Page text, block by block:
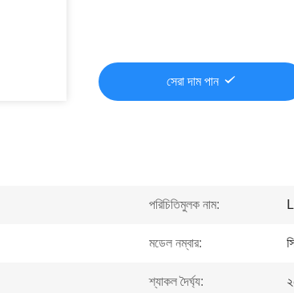
সেরা দাম পান
পরিচিতিমুলক নাম:
মডেল নম্বার:
শ্যাকল দৈর্ঘ্য: